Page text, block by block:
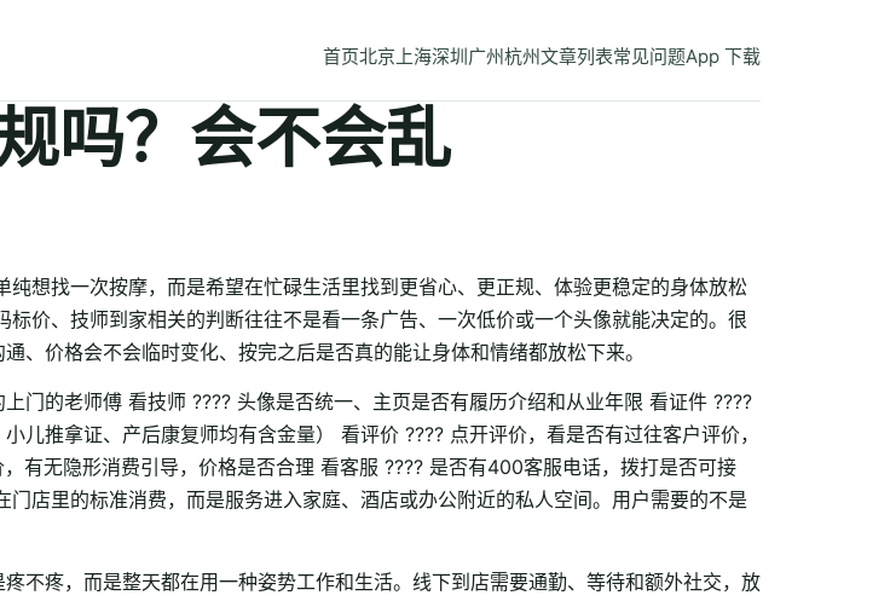
首页北京 上海深圳广州杭州文章列表常见问题App 下载
吗？会不会乱
想找一次按摩，而是希望在忙碌生活里找到更省心、更正规、体验更稳定的身体放松
价、技师到家相关的判断往往不是看一条广告、一次低价或一个头像就能决定的。很
、价格会不会临时变化、按完之后是否真的能让身体和情绪都放松下来。
门的老师傅 看技师 ???? 头像是否统一、主页是否有履历介绍和从业年限 看证件 ????
儿推拿证、产后康复师均有含金量） 看评价 ???? 点开评价，看是否有过往客户评价，
，有无隐形消费引导，价格是否合理 看客服 ???? 是否有400客服电话，拨打是否可接
店里的标准消费，而是服务进入家庭、酒店或办公附近的私人空间。用户需要的不是
不疼，而是整天都在用一种姿势工作和生活。线下到店需要通勤、等待和额外社交，放